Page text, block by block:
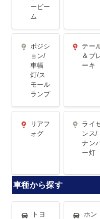
ービー
ム
車幅灯/スモ
ールランプ
ポジシ
ョン/
車幅
灯/ス
モール
ランプ
レーキ
テー
＆ブ
ーキ
リアフ
ォグ
ナンバー
ライ
ンス/
ナン
ー灯
車種から探す
トヨ
ホン